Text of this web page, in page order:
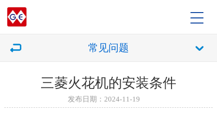
常见问题
三菱火花机的安装条件
发布日期：2024-11-19